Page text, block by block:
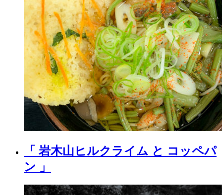
「 岩木山ヒルクライム と コッペパ
ン 」